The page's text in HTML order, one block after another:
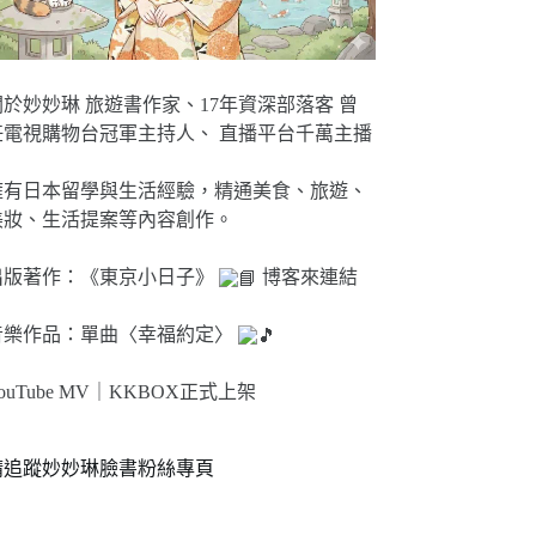
妙妙琳 旅遊書作家、17年資深部落客 曾
電視購物台冠軍主持人、 直播平台千萬主播
日本留學與生活經驗，精通美食、旅遊、
、生活提案等內容創作。
著作：《東京小日子》 博客來連結
作品：單曲〈幸福約定〉
MV｜KKBOX正式上架
追蹤妙妙琳臉書粉絲專頁